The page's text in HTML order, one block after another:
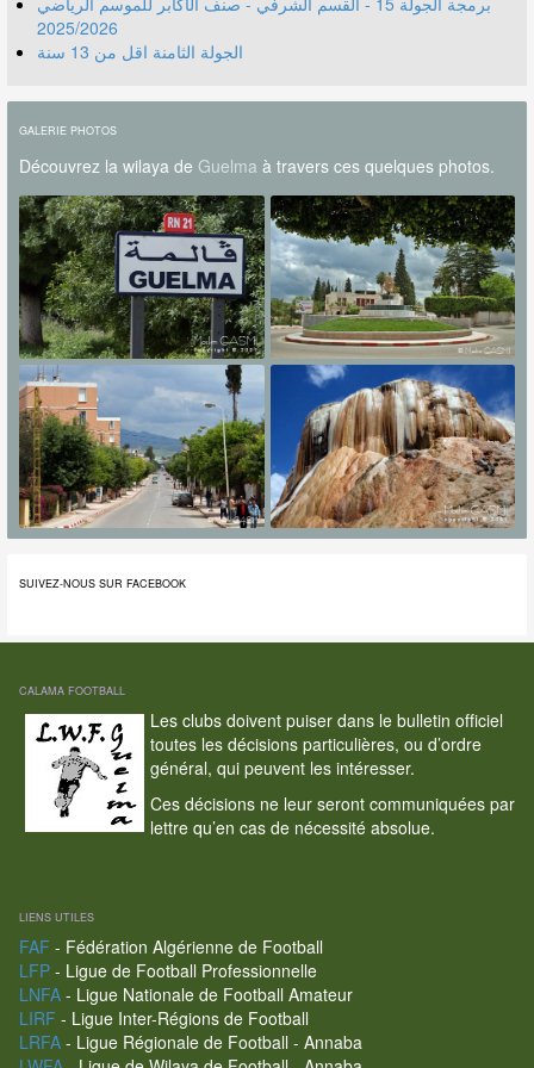
2025/2026
الجولة الثامنة اقل من 13 سنة
GALERIE PHOTOS
Découvrez la wilaya de Guelma à travers ces quelques photos.
SUIVEZ-NOUS SUR FACEBOOK
CALAMA FOOTBALL
Les clubs doivent puiser dans le bulletin officiel
toutes les décisions particulières, ou d’ordre
général, qui peuvent les intéresser.
Ces décisions ne leur seront communiquées par
lettre qu’en cas de nécessité absolue.
LIENS UTILES
FAF - Fédération Algérienne de Football
LFP- Ligue de Football Professionnelle
LNFA- Ligue Nationale de Football Amateur
LIRF - Ligue Inter-Régions de Football
LRFA- Ligue Régionale de Football - Annaba